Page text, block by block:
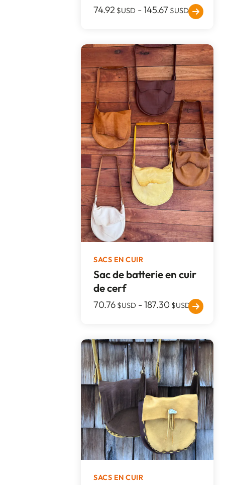
74.92 $USD -145.67 $USD
SACS EN CUIR
Sac de batterie en cuir
de cerf
70.76 $USD -187.30 $USD
SACS EN CUIR